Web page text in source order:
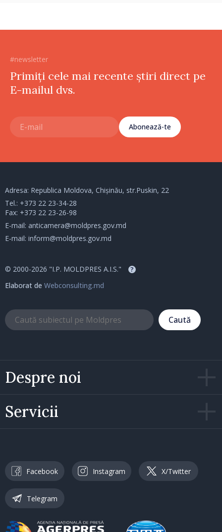
#newsletter
Primiți cele mai recente știri direct pe
E-mailul dvs.
Abonează-te
Despre noi
Servicii
Adresa: Republica Moldova, Chișinău, str.Puskin, 22
Tel.: +373 22 23-34-28
Fax: +373 22 23-26-98
E-mail: anticamera@moldpres.gov.md
E-mail: inform@moldpres.gov.md
© 2000-2026 "I.P. MOLDPRES A.I.S." ?
Elaborat de Webconsulting.md
Caută
Facebook Instagram X/Twitter
Telegram